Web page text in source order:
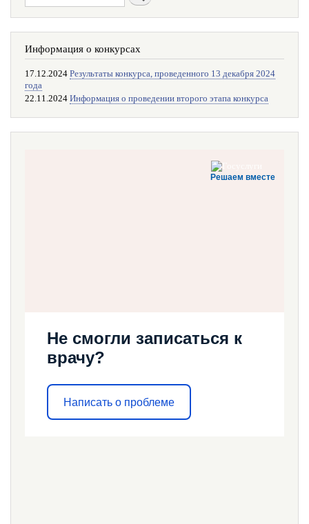
Информация о конкурсах
17.12.2024 Результаты конкурса, проведенного 13 декабря 2024
года
22.11.2024 Информация о проведении второго этапа конкурса
Решаем вместе
Не смогли записаться к
врачу?
Написать о проблеме